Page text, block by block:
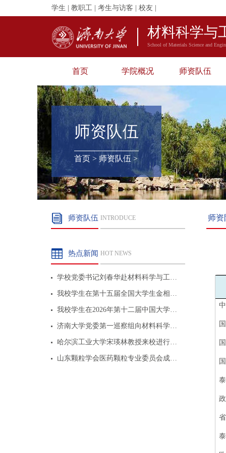
学生 教职工 考生与访客 校友
材料科学与
School of Materials Science and
首页 学院概况 师资队伍
师资队伍
首页> 师资队伍>
师资队伍 INTRODUCE
热点新闻 HOT NEWS
学校党委书记刘春华赴材料科学与工…
我校学生在第十五届全国大学生金相…
我校学生在2026年第十二届中国大学…
济南大学党委第一巡察组向材料科学…
哈尔滨工业大学宋瑛林教授来校进行…
山东颗粒学会医药颗粒专业委员会成…
师资